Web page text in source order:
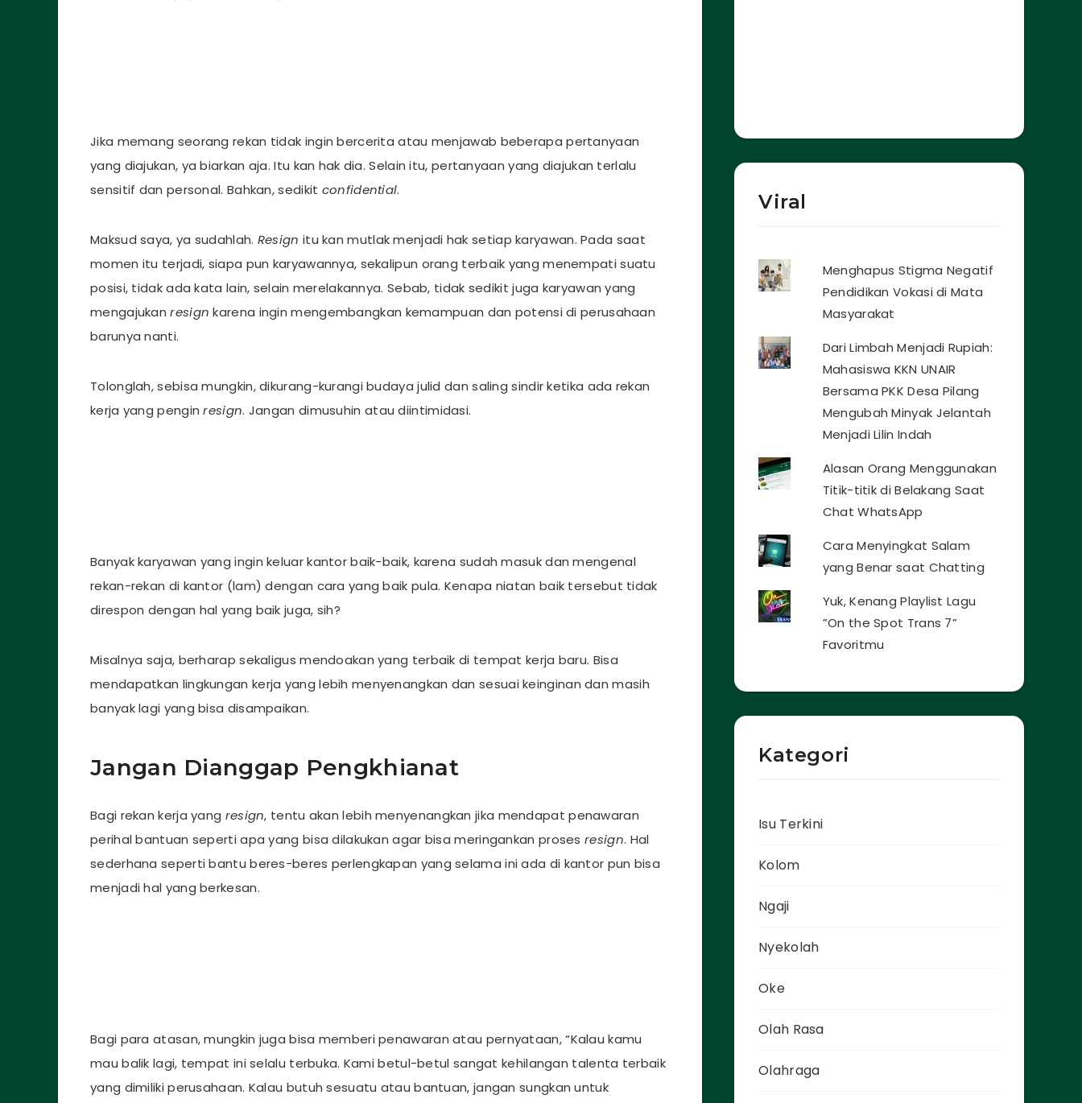
Jika memang seorang rekan tidak ingin bercerita atau menjawab beberapa pertanyaan
yang diajukan, ya biarkan aja. Itu kan hak dia. Selain itu, pertanyaan yang diajukan terlalu
sensitif dan personal. Bahkan, sedikit confidential.
Maksud saya, ya sudahlah. Resign itu kan mutlak menjadi hak setiap karyawan. Pada saat
momen itu terjadi, siapa pun karyawannya, sekalipun orang terbaik yang menempati suatu
posisi, tidak ada kata lain, selain merelakannya. Sebab, tidak sedikit juga karyawan yang
mengajukanresign karena ingin mengembangkan kemampuan dan potensi di perusahaan
barunya nanti.
Tolonglah, sebisa mungkin, dikurang-kurangi budaya julid dan saling sindir ketika ada rekan
kerja yang penginresign. Jangan dimusuhin atau diintimidasi.
Banyak karyawan yang ingin keluar kantor baik-baik, karena sudah masuk dan mengenal
rekan-rekan di kantor (lam) dengan cara yang baik pula. Kenapa niatan baik tersebut tidak
direspon dengan hal yang baik juga, sih?
Misalnya saja, berharap sekaligus mendoakan yang terbaik di tempat kerja baru. Bisa
mendapatkan lingkungan kerja yang lebih menyenangkan dan sesuai keinginan dan masih
banyak lagi yang bisa disampaikan.
Jangan Dianggap Pengkhianat
Bagi rekan kerja yang resign, tentu akan lebih menyenangkan jika mendapat penawaran
perihal bantuan seperti apa yang bisa dilakukan agar bisa meringankan prosesresign. Hal
sederhana seperti bantu beres-beres perlengkapan yang selama ini ada di kantor pun bisa
menjadi hal yang berkesan.
Bagi para atasan, mungkin juga bisa memberi penawaran atau pernyataan, “Kalau kamu
mau balik lagi, tempat ini selalu terbuka. Kami betul-betul sangat kehilangan talenta terbaik
yang dimiliki perusahaan. Kalau butuh sesuatu atau bantuan, jangan sungkan untuk
Viral
Menghapus Stigma Negatif
Pendidikan Vokasi di Mata
Masyarakat
Dari Limbah Menjadi Rupiah:
Mahasiswa KKN UNAIR
Bersama PKK Desa Pilang
Mengubah Minyak Jelantah
Menjadi Lilin Indah
Alasan Orang Menggunakan
Titik-titik di Belakang Saat
Chat WhatsApp
Cara Menyingkat Salam
yang Benar saat Chatting
Yuk, Kenang Playlist Lagu
”On the Spot Trans 7”
Favoritmu
Kategori
Isu Terkini
Kolom
Ngaji
Nyekolah
Oke
Olah Rasa
Olahraga